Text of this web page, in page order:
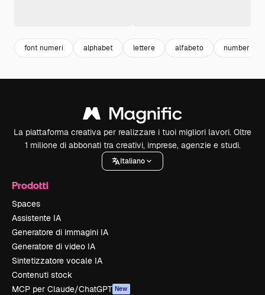
font numeri alphabet lettere alfabeto number
La piattaforma creativa per realizzare i tuoi migliori lavori. Oltre
1 milione di abbonati tra creativi, imprese, agenzie e studi.
Italiano
Prodotti
Spaces
Assistente IA
Generatore di immagini IA
Generatore di video IA
Sintetizzatore vocale IA
Contenuti stock
MCP per Claude/ChatGPT New